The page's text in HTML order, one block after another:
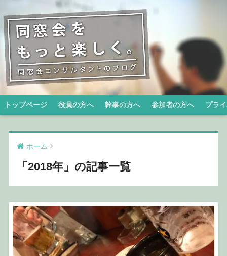
トップページ 役員の方へ 幹事の方へ 参加者の方へ プラ
ホーム
「2018年」の記事一覧